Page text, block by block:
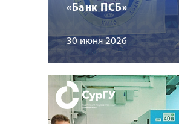
«Банк ПСБ»
30 июня 2026